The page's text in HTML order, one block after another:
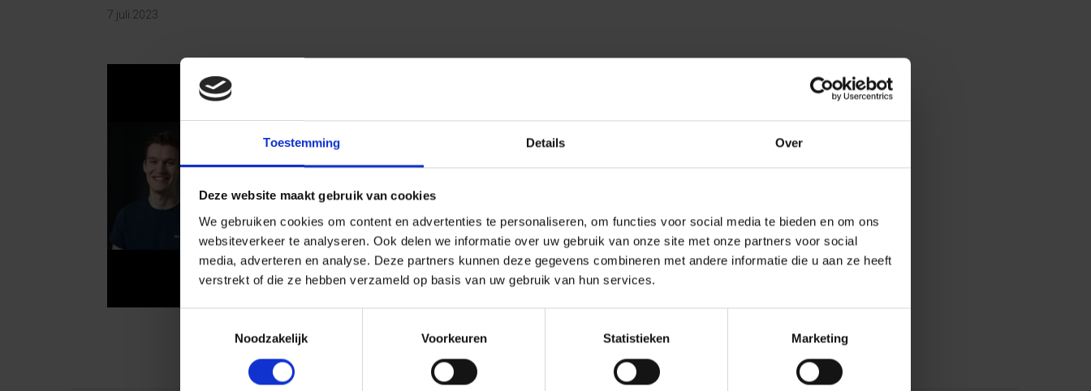
Toestemming Details Over
Deze website maakt gebruik van cookies
We gebruiken cookies om content en advertenties te personaliseren, om functies voor social media te bieden en om ons
websiteverkeer te analyseren. Ook delen we informatie over uw gebruik van onze site met onze partners voor social
media, adverteren en analyse. Deze partners kunnen deze gegevens combineren met andere informatie die u aan ze heeft
verstrekt of die ze hebben verzameld op basis van uw gebruik van hun services.
Noodzakelijk
Voorkeuren Statistieken Marketing
7 juli 2023